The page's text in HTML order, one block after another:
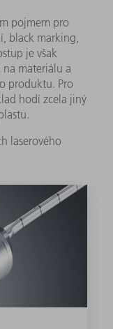
pojmem pro
black marking,
je však
na materiálu a
produktu. Pro
hodí zcela jiný
laserového